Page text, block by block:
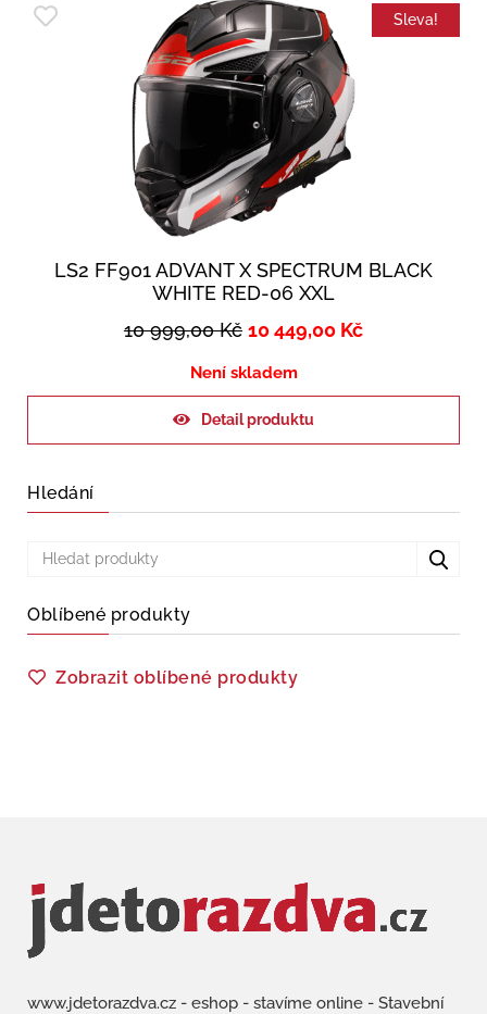
Sleva!
LS2 FF901 ADVANT X SPECTRUM BLACK
WHITE RED-06 XXL
10 999,00Kč 10 449,00 Kč
Není skladem
Detail produktu
Hledání
Oblíbené produkty
Zobrazit oblíbené produkty
www.jdetorazdva.cz - eshop - stavíme online - Stavební